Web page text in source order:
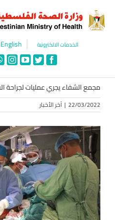
content
الخدمات الالكترونية English
Facebook
Twitter
مجمع الشفاء يجري عمليات لجراحة
22/03/2022
| آخر الأخبار